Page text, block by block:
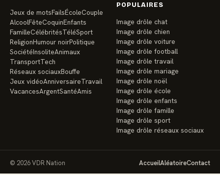
Jeux de motsFailsÉcoleCouple
AlcoolFêteCoquinEnfants
FamilleCélébritésTéléSport
ReligionHumour noirPolitique
SociétéInsoliteAnimaux
TransportTech
Réseaux sociauxBouffe
Jeux vidéoAnniversaireTravail
VacancesArgentSantéAmis
POPULAIRES
Image drôle chat
Image drôle chien
Image drôle voiture
Image drôle football
Image drôle travail
Image drôle mariage
Image drôle noël
Image drôle école
Image drôle enfants
Image drôle famille
Image drôle sport
Image drôle réseaux sociaux
© 2026 VDR Nation AccueilAléatoireContact